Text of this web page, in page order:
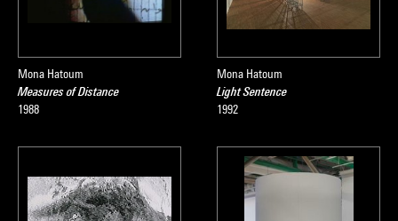
Mona Hatoum
Measures of Distance
1988
Mona Hatoum
Light Sentence
1992